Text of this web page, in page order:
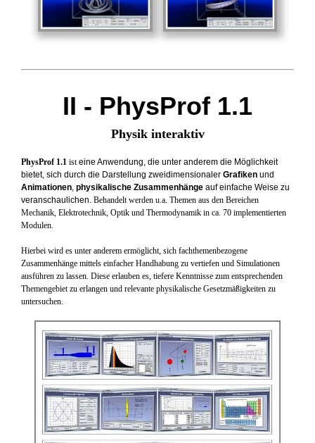
II - PhysProf 1.1
Physik interaktiv
PhysProf 1.1 ist eine Anwendung, die unter anderem die Möglichkeit
bietet, sich durch die Darstellung zweidimensionaler Grafiken und
Animationen physikalische Zusammenhänge auf einfache Weise zu
veranschaulichen Behandelt werden u.a. Themen aus den Bereichen
Mechanik, Elektrotechnik, Optik und Thermodynamik in ca. 70 implementierten
Modulen.
Hierbei wird es unter anderem ermöglicht, sich fachthemenbezogene
Zusammenhänge mittels einfacher Handhabung zu vertiefen und Simulationen
ausführen zu lassen. Diese erlauben es, tiefere Kenntnisse zum entsprechenden
Themengebiet zu erlangen und relevante physikalische Gesetzmäßigkeiten zu
untersuchen.